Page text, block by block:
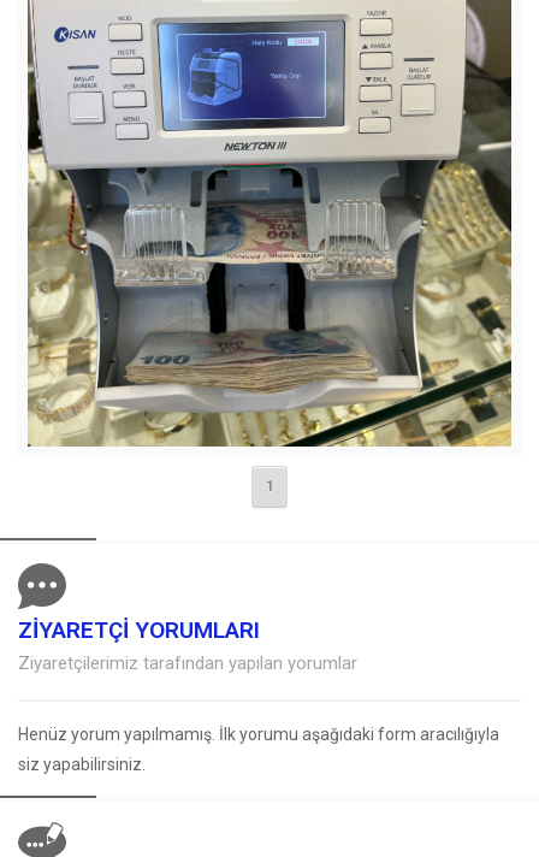
1
ZİYARETÇİ YORUMLARI
Ziyaretçilerimiz tarafından yapılan yorumlar
Henüz yorum yapılmamış. İlk yorumu aşağıdaki form aracılığıyla
siz yapabilirsiniz.